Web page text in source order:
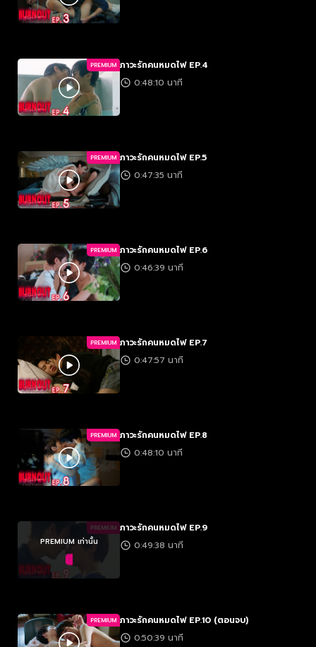
PREMIUM ภาวะรักคนหมดไฟ EP.4
0:48:10 นาที
PREMIUM ภาวะรักคนหมดไฟ EP.5
0:47:35 นาที
PREMIUM ภาวะรักคนหมดไฟ EP.6
0:46:39 นาที
PREMIUM ภาวะรักคนหมดไฟ EP.7
0:47:57 นาที
PREMIUM ภาวะรักคนหมดไฟ EP.8
0:48:10 นาที
PREMIUM
PREMIUM เท่านั้น
ภาวะรักคนหมดไฟ EP.9
0:49:38 นาที
PREMIUM ภาวะรักคนหมดไฟ EP.10 (ตอนจบ)
0:50:39 นาที